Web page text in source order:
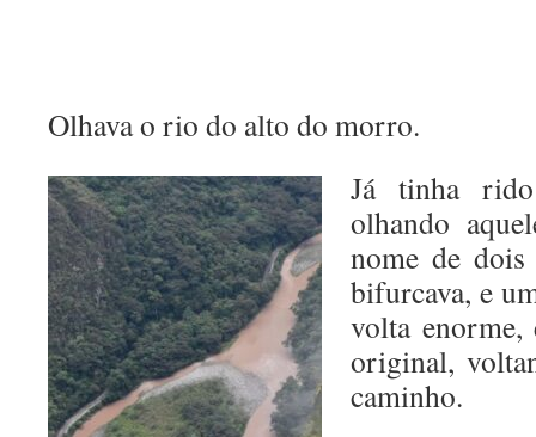
Olhava o rio do alto do morro.
Já tinha
olhando
nome de
bifurcava, e
volta enorme,
original,
caminho.